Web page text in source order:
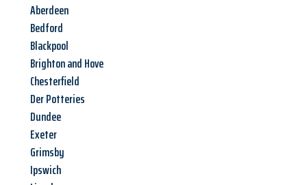
Aberdeen
Bedford
Blackpool
Brighton and Hove
Chesterfield
Der Potteries
Dundee
Exeter
Grimsby
Ipswich